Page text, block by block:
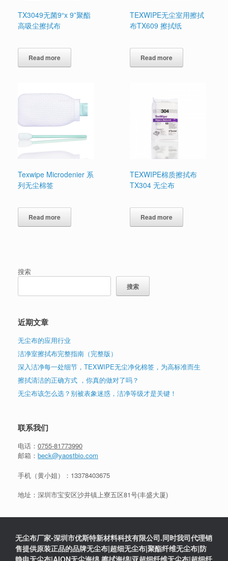
TX3049无菌9“x 9”聚酯
高吸尘擦拭布
Read more
TEXWIPE无尘室用擦拭
布TX609 擦拭纸
Read more
Texwipe Microdenier 系
列无尘棉签
Read more
TEXWIPE棉质擦拭布
TX304 无尘布
Read more
搜索
搜索
近期文章
无尘布的应用行业
洁净室擦拭布完整指南（完整版）
深入洁净每一处细节，TEXWIPE无尘净化棉签，为高标准而生
擦拭清洁的正确方式 ，你真的做对了吗？
无尘布该怎么选？别被表象迷惑，洁净等级才是关键！
联系我们
电话： 0755-81773990
邮箱： beck@yaostbio.com
手机（黄小姐）： 13378403675
地址：深圳市宝安区沙井镇上寮五区81号(丰盛大厦)
无尘布厂家-深圳市优斯特新材料科技有限公司.同时我司代理销
售提供原装正品的品牌无尘布|超细无尘布|聚酯纤维无尘布|防